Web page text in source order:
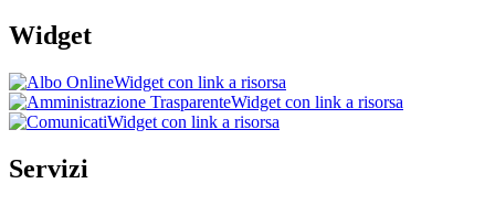
Widget
Widget con link a risorsa
Widget con link a risorsa
Widget con link a risorsa
Servizi